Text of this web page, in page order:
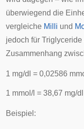
überwiegend die
vergleiche Milli und
jedoch für
Zusammenhang
1 mg/dl = 0,02586
1 mmol/l = 38,67 mg/dl
Beispiel: